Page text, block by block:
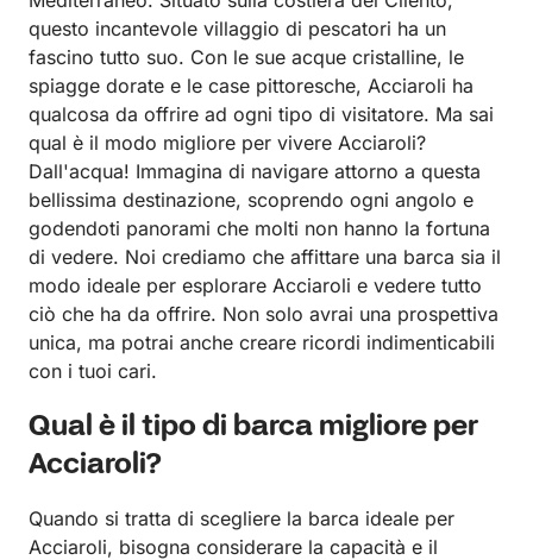
questo incantevole villaggio di pescatori ha un
fascino tutto suo. Con le sue acque cristalline, le
spiagge dorate e le case pittoresche, Acciaroli ha
qualcosa da offrire ad ogni tipo di visitatore. Ma sai
qual è il modo migliore per vivere Acciaroli?
Dall'acqua! Immagina di navigare attorno a questa
bellissima destinazione, scoprendo ogni angolo e
godendoti panorami che molti non hanno la fortuna
di vedere. Noi crediamo che affittare una barca sia il
modo ideale per esplorare Acciaroli e vedere tutto
ciò che ha da offrire. Non solo avrai una prospettiva
unica, ma potrai anche creare ricordi indimenticabili
con i tuoi cari.
Qual è il tipo di barca migliore per
Acciaroli?
Quando si tratta di scegliere la barca ideale per
Acciaroli, bisogna considerare la capacità e il